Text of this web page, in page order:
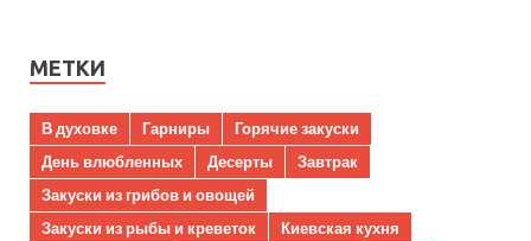
МЕТКИ
В духовке Гарниры
Горячие закуски
День влюбленных
Десерты
Завтрак
Закуски из грибов и овощей
Закуски из рыбы и креветок
Киевская кухня